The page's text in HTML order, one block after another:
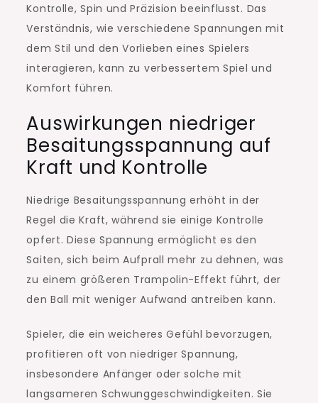
Kontrolle, Spin und Präzision beeinflusst. Das
Verständnis, wie verschiedene Spannungen mit
dem Stil und den Vorlieben eines Spielers
interagieren, kann zu verbessertem Spiel und
Komfort führen.
Auswirkungen niedriger
Besaitungsspannung auf
Kraft und Kontrolle
Niedrige Besaitungsspannung erhöht in der
Regel die Kraft, während sie einige Kontrolle
opfert. Diese Spannung ermöglicht es den
Saiten, sich beim Aufprall mehr zu dehnen, was
zu einem größeren Trampolin-Effekt führt, der
den Ball mit weniger Aufwand antreiben kann.
Spieler, die ein weicheres Gefühl bevorzugen,
profitieren oft von niedriger Spannung,
insbesondere Anfänger oder solche mit
langsameren Schwunggeschwindigkeiten. Sie